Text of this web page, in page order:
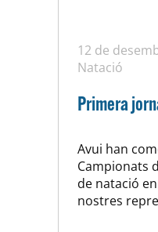
12 de
Natació
Primera
Avui han
Campionats
de natació
nostres